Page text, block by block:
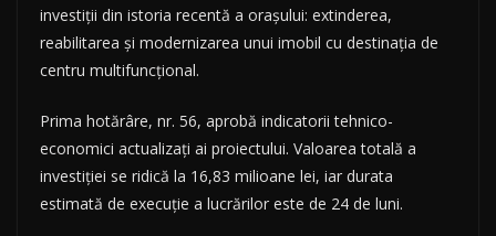
investiții din istoria recentă a orașului: extinderea,
reabilitarea și modernizarea unui imobil cu destinația de
centru multifuncțional.
Prima hotărâre, nr. 56, aprobă indicatorii tehnico-
economici actualizați ai proiectului. Valoarea totală a
investiției se ridică la 16,83 milioane lei, iar durata
estimată de execuție a lucrărilor este de 24 de luni.